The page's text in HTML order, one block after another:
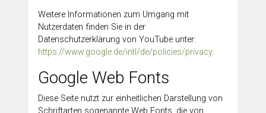
Weitere Informationen zum Umgang mit
Nutzerdaten finden Sie in der
Datenschutzerklärung von YouTube unter:
https://www.google.de/intl/de/policies/privacy.
Google Web Fonts
Diese Seite nutzt zur einheitlichen Darstellung von
Schriftarten sogenannte Web Fonts, die von